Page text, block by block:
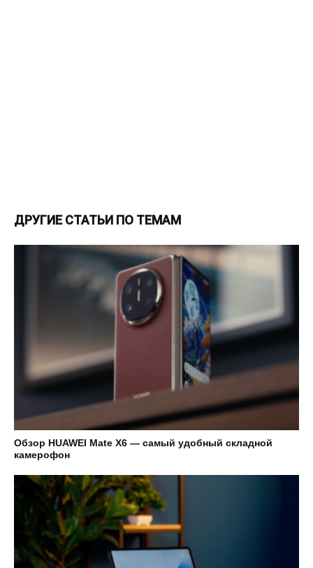
ДРУГИЕ СТАТЬИ ПО ТЕМАМ
Обзор HUAWEI Mate X6 — самый удобный складной
камерофон